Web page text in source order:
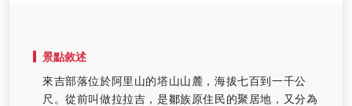
景點敘述
來吉部落位於阿里山的塔山山麓，海拔七百到一千公
尺。從前叫做拉拉吉，是鄒族原住民的聚居地，又分為